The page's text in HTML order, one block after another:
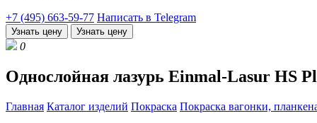
+7 (495) 663-59-77 Написать в Telegram
Узнать цену Узнать цену
0
Однослойная лазурь Einmal-Lasur HS
Главная Каталог изделий Покраска Покраска вагонки,